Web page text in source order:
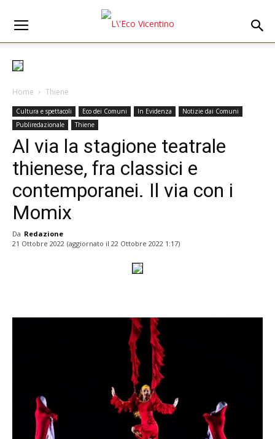
Home Thiene
Cultura e spettacoli Eco dei Comuni In Evidenza
Notizie dai Comuni
Publiredazionale
Thiene
Al via la stagione teatrale
thienese, fra classici e
contemporanei. Il via con i
Momix
Da Redazione
21 Ottobre 2022 (aggiornato il 22 Ottobre 2022 1:17)